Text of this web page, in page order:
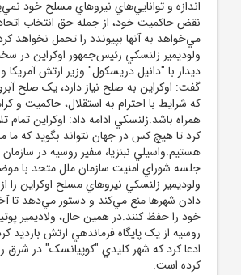
اندازه و توانايي‌هاي نيرو‌هاي مسلح خود
نقض حاکميت خود، از جمله حق انتخاب
مي‌خواهد به آنها بپيوندد را تحمل نخواهد
ولوديمير زلنسکي رئيس‌جمهور اوکراين در
ديدار با "دانيل دريسکول" وزير ارتش آمريکا
گفت: اوکراين به صلح نياز دارد، يک صلح
که شرايط با احترام به استقلال، حاکميت و
همراه باشد.زلنسکي ادامه داد: اوکراين
کرد تا هيچ کس در جهان نتواند بگويد که ما
هستيم.واسيلي نبنزيا، سفير روسيه در
جلسه شوراي امنيت سازمان ملل متحد با
ولوديمير زلنسکي نيرو‌هاي مسلح اوکراين
دادن شهر‌ها منع مي‌کند و دستور مي‌دهد تا
خود را حفظ کنند.در همين حال، ولاديمير
روسيه از يک پايگاه فرماندهي ارتش بازديد
ادعا کرد که شهر کليدي "کوپيانسک" در شرق
کرده است.